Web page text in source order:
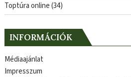
Toptúra online(34)
INFORMÁCIÓK
Médiaajánlat
Impresszum